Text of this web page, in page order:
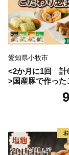
愛知県小牧市
<2か月に1回
>国産豚で作った